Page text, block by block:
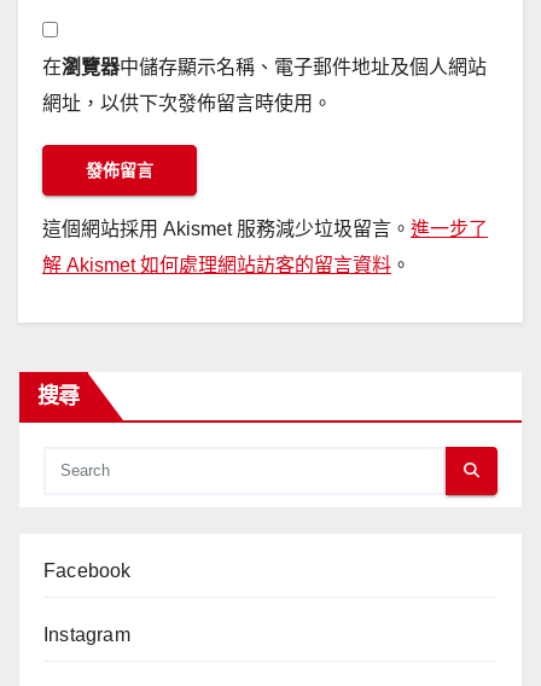
在瀏覽器中儲存顯示名稱、電子郵件地址及個人網站
網址，以供下次發佈留言時使用。
這個網站採用 Akismet 服務減少垃圾留言。 進一步了
解 Akismet 如何處理網站訪客的留言資料 。
搜尋
Facebook
Instagram